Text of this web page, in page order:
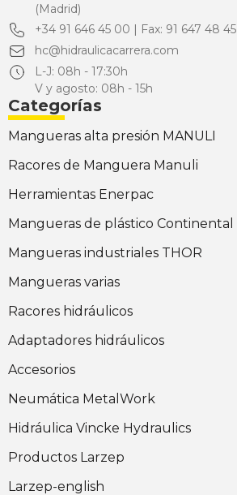
(Madrid)
+34 91 646 45 00 | Fax: 91 647 48 45
hc@hidraulicacarrera.com
L-J: 08h - 17:30h
V y agosto: 08h - 15h
Categorías
Mangueras alta presión MANULI
Racores de Manguera Manuli
Herramientas Enerpac
Mangueras de plástico Continental
Mangueras industriales THOR
Mangueras varias
Racores hidráulicos
Adaptadores hidráulicos
Accesorios
Neumática MetalWork
Hidráulica Vincke Hydraulics
Productos Larzep
Larzep-english